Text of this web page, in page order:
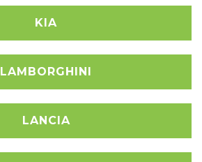
KIA
LAMBORGHINI
LANCIA